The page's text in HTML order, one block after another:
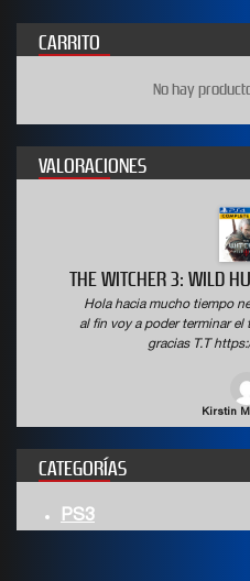
CARRITO
No hay
VALORACIONES
WWE
Hola hacia mucho
al fin voy a poder
gracias
CATEGORÍAS
PS3